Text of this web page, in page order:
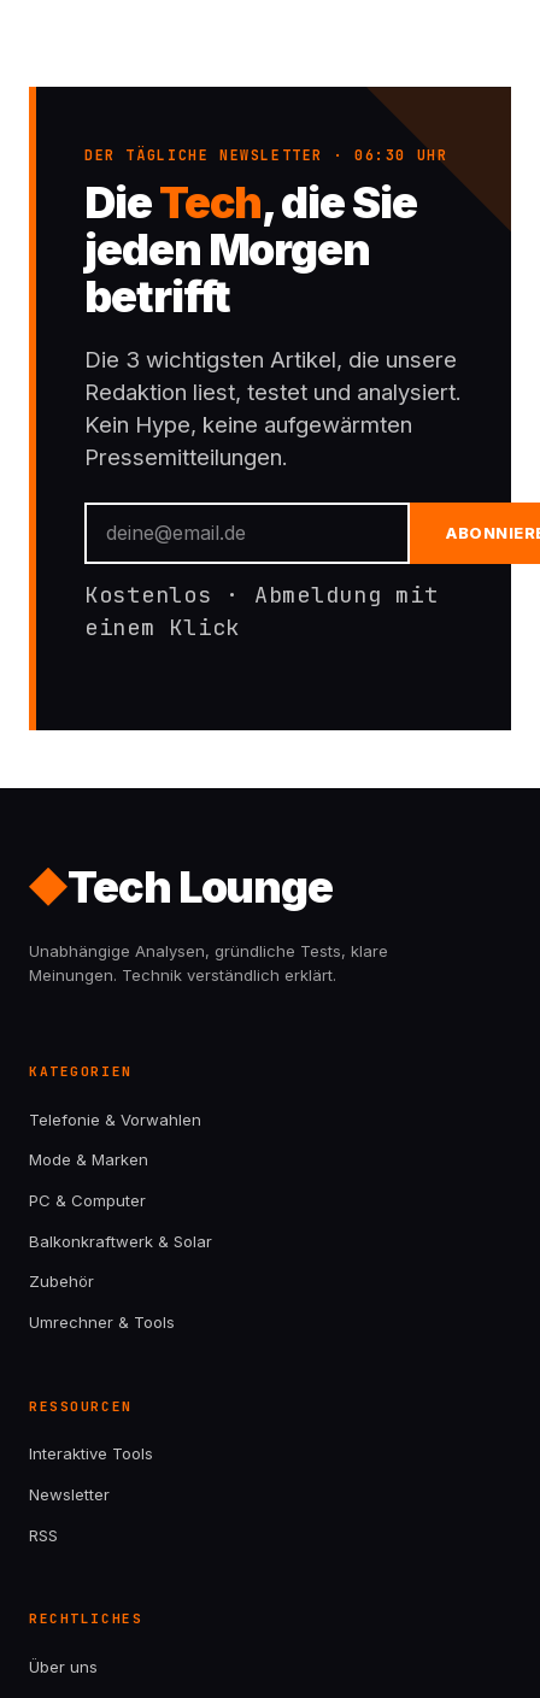
DER TÄGLICHE NEWSLETTER · 06:30 UHR
DieTech, die Sie
jeden Morgen
betrifft
Die 3 wichtigsten Artikel, die unsere
Redaktion liest, testet und analysiert.
Kein Hype, keine aufgewärmten
Pressemitteilungen.
Kostenlos · Abmeldung mit
einem Klick
Tech Lounge
Unabhängige Analysen, gründliche Tests, klare
Meinungen. Technik verständlich erklärt.
KATEGORIEN
Telefonie & Vorwahlen
Mode & Marken
PC & Computer
Balkonkraftwerk & Solar
Zubehör
Umrechner & Tools
RESSOURCEN
Interaktive Tools
Newsletter
RSS
RECHTLICHES
Über uns